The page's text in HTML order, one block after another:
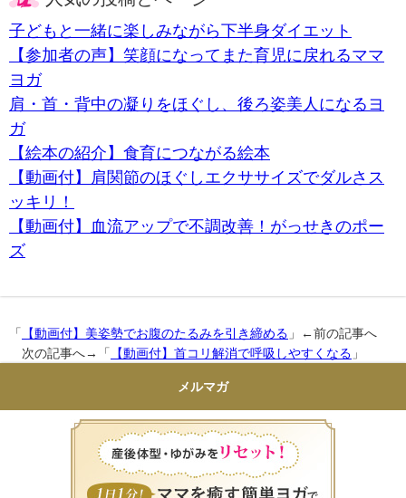
子どもと一緒に楽しみながら下半身ダイエット
【参加者の声】笑顔になってまた育児に戻れるママ
ヨガ
肩・首・背中の凝りをほぐし、後ろ姿美人になるヨ
ガ
【絵本の紹介】食育につながる絵本
【動画付】肩関節のほぐしエクササイズでダルさス
ッキリ！
【動画付】血流アップで不調改善！がっせきのポー
ズ
「 【動画付】美姿勢でお腹のたるみを引き締める 」←前の記事へ
次の記事へ→「
【動画付】首コリ解消で呼吸しやすくなる 」
メルマガ